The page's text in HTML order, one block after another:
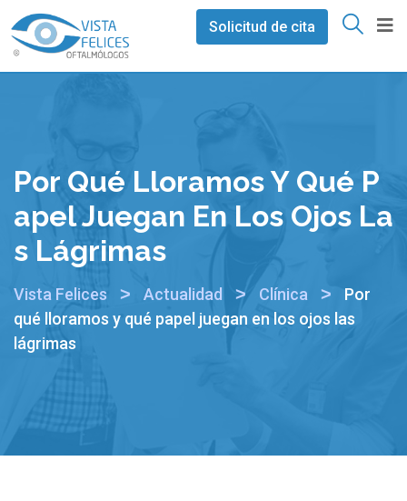
Solicitud de cita
Por Qué Lloramos Y Qué P
Apel Juegan En Los Ojos La
S Lágrimas
Vista Felices > Actualidad > Clínica >
Por
qué lloramos y qué papel juegan en los ojos las
lágrimas